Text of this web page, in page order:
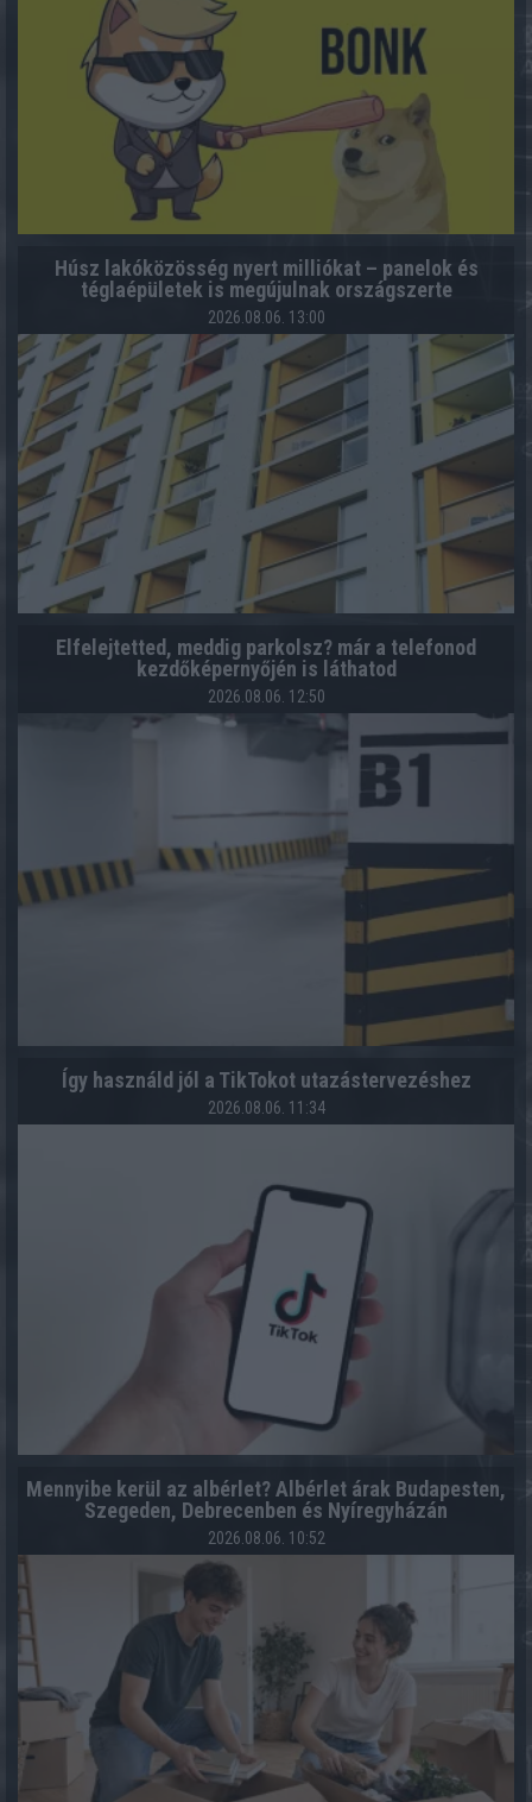
Húsz lakóközösség nyert milliókat – panelok és
téglaépületek is megújulnak országszerte
2026.08.06. 13:00
Elfelejtetted, meddig parkolsz? már a telefonod
kezdőképernyőjén is láthatod
2026.08.06. 12:50
Így használd jól a TikTokot utazástervezéshez
2026.08.06. 11:34
Mennyibe kerül az albérlet? Albérlet árak Budapesten,
Szegeden, Debrecenben és Nyíregyházán
2026.08.06. 10:52